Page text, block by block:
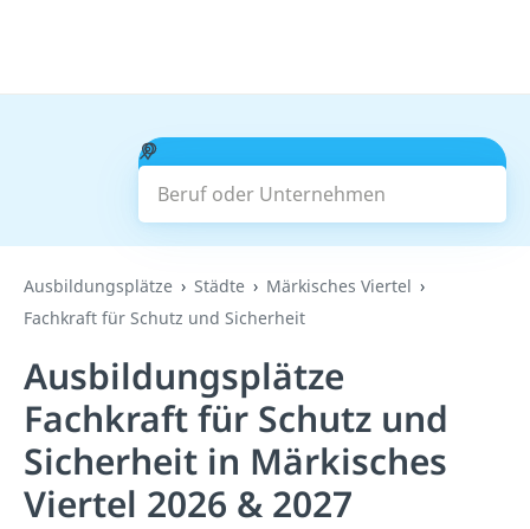
Beruf oder Unternehmen
Suchen
Ausbildungsplätze Städte
Märkisches Viertel
Fachkraft für Schutz und Sicherheit
Ausbildungsplätze
Fachkraft für Schutz und
Sicherheit in Märkisches
Viertel 2026 & 2027